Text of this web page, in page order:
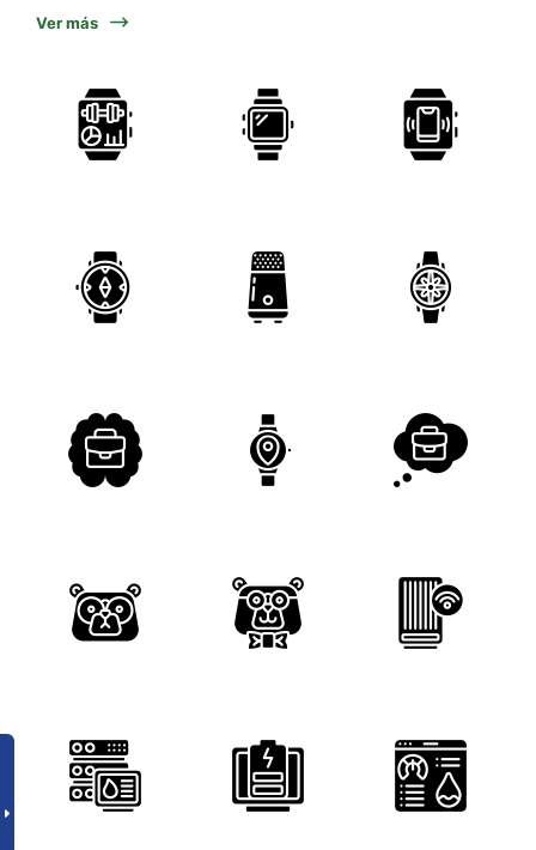
Ver más